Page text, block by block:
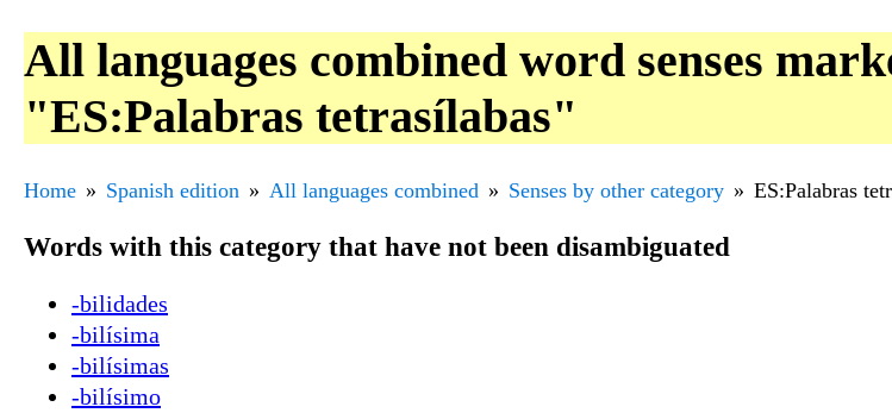
All languages combined word senses
"ES:Palabras tetrasílabas"
Home Spanish edition All languages combined Senses by other category ES:Palabras
Words with this category that have not been disambiguated
-bilidades
-bilísima
-bilísimas
-bilísimo